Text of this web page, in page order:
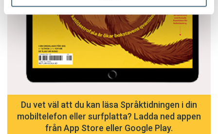
Du vet väl att du kan läsa Språktidningen i din
mobiltelefon eller surfplatta? Ladda ned appen
från App Store eller Google Play.